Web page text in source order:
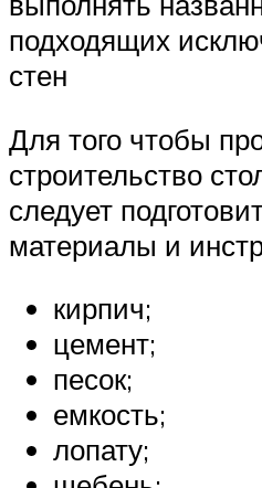
подходящих
стен
Для того чтобы
строительство
следует
материалы и
кирпич;
цемент;
песок;
емкость;
лопату;